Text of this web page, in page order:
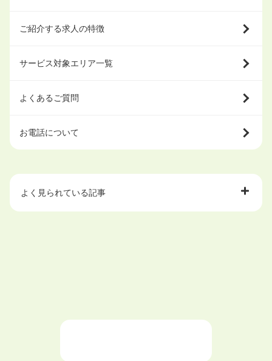
ご紹介する求人の特徴
サービス対象エリア一覧
よくあるご質問
お電話について
よく見られている記事